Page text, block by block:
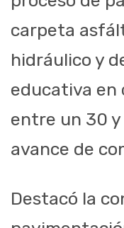
carpeta
hidráulico y
educativa en
entre un 30
avance de
Destacó la